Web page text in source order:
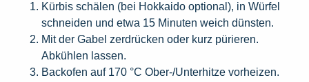
Kürbis schälen (bei Hokkaido optional), in Würfel
schneiden und etwa 15 Minuten weich dünsten.
Mit der Gabel zerdrücken oder kurz pürieren.
Abkühlen lassen.
Backofen auf 170 °C Ober-/Unterhitze vorheizen.